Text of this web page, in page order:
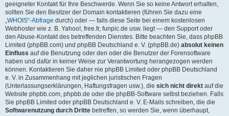
geeigneter Kontakt für Ihre Beschwerde. Wenn Sie so keine Antwort erhalten,
sollten Sie den Besitzer der Domain kontaktieren (führen Sie dazu eine
„WHOIS“-Abfrage durch) oder — falls diese Seite bei einem kostenlosen
Webhoster wie z. B. Yahoo!, free.fr, funpic.de usw. liegt — den Support oder
den Abuse-Kontakt des betreffenden Dienstes. Bitte beachten Sie, dass phpBB
Limited (phpBB.com) und phpBB Deutschland e. V. (phpBB.de) absolut keinen
Einfluss auf die Benutzung oder den oder die Benutzer der Forensoftware
haben und dafür in keiner Weise zur Verantwortung herangezogen werden
können. Kontaktieren Sie daher nie phpBB Limited oder phpBB Deutschland
e. V. in Zusammenhang mit jeglichen juristischen Fragen
(Unterlassungserklärungen, Haftungsfragen usw.), die sich nicht direkt auf die
Website phpbb.com, phpbb.de oder die phpBB-Software selbst beziehen. Falls
Sie phpBB Limited oder phpBB Deutschland e. V. E-Mails schreiben, die die
Softwarenutzung durch Dritte betreffen, so werden Sie, wenn überhaupt,